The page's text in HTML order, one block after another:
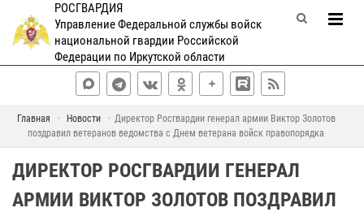
РОСГВАРДИЯ
Управление Федеральной службы войск
национальной гвардии Российской
Федерации по Иркутской области
Главная Новости
Директор Росгвардии генерал армии Виктор Золотов
поздравил ветеранов ведомства с Днем ветерана войск правопорядка
ДИРЕКТОР РОСГВАРДИИ ГЕНЕРАЛ
АРМИИ ВИКТОР ЗОЛОТОВ ПОЗДРАВИЛ